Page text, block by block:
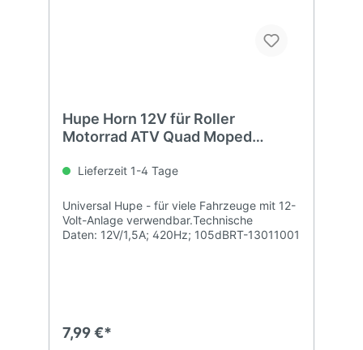
Hupe Horn 12V für Roller
Motorrad ATV Quad Moped
Lieferzeit 1-4 Tage
Universal Hupe - für viele Fahrzeuge mit 12-
Volt-Anlage verwendbar.Technische
Daten: 12V/1,5A; 420Hz; 105dBRT-13011001
7,99 €*